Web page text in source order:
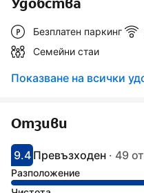
Безплатен паркинг
Семейни стаи
Показване на всички
Отзиви
С оценка: 9.4
9.4
Оценено като: фантастично
Превъзходен · 49
Разположение